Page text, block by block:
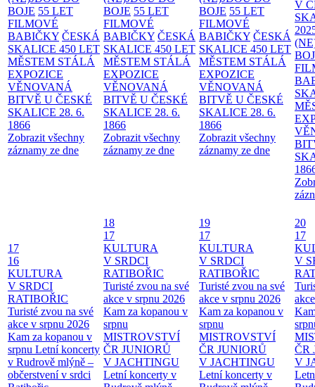
BOJE 55 LET
FILMOVÉ
BABIČKY ČESKÁ
SKALICE 450 LET
MĚSTEM STÁLÁ
EXPOZICE
VĚNOVANÁ
BITVĚ U ČESKÉ
SKALICE 28. 6.
1866
Zobrazit všechny
záznamy ze dne
BOJE 55 LET
FILMOVÉ
BABIČKY ČESKÁ
SKALICE 450 LET
MĚSTEM STÁLÁ
EXPOZICE
VĚNOVANÁ
BITVĚ U ČESKÉ
SKALICE 28. 6.
1866
Zobrazit všechny
záznamy ze dne
BOJE 55 LET
FILMOVÉ
BABIČKY ČESKÁ
SKALICE 450 LET
MĚSTEM STÁLÁ
EXPOZICE
VĚNOVANÁ
BITVĚ U ČESKÉ
SKALICE 28. 6.
1866
Zobrazit všechny
záznamy ze dne
V
17
16
KULTURA
V SRDCI
RATIBOŘIC
Turisté zvou na své
akce v srpnu 2026
Kam za kopanou v
srpnu Letní koncerty
v Rudrově mlýně –
občerstvení v srdci
18
17
KULTURA
V SRDCI
RATIBOŘIC
Turisté zvou na své
akce v srpnu 2026
Kam za kopanou v
srpnu
MISTROVSTVÍ
ČR JUNIORŮ
V JACHTINGU
Letní koncerty v
19
17
KULTURA
V SRDCI
RATIBOŘIC
Turisté zvou na své
akce v srpnu 2026
Kam za kopanou v
srpnu
MISTROVSTVÍ
ČR JUNIORŮ
V JACHTINGU
Letní koncerty v
20
17
V
ČR
V